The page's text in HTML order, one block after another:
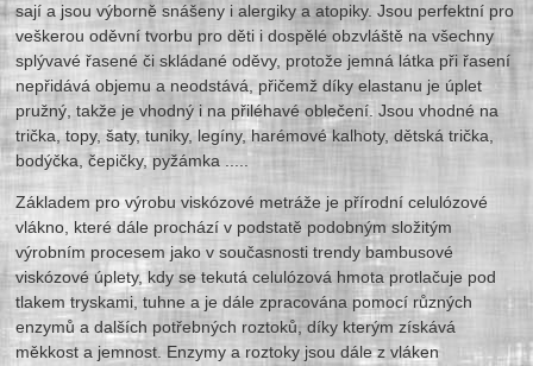
sají a jsou výborně snášeny i alergiky a atopiky. Jsou perfektní pro
veškerou oděvní tvorbu pro děti i dospělé obzvláště na všechny
splývavé řasené či skládané oděvy, protože jemná látka při řasení
nepřidává objemu a neodstává, přičemž díky elastanu je úplet
pružný, takže je vhodný i na přiléhavé oblečení. Jsou vhodné na
trička, topy, šaty, tuniky, legíny, harémové kalhoty, dětská trička,
bodýčka, čepičky, pyžámka .....
Základem pro výrobu viskózové metráže je přírodní celulózové
vlákno, které dále prochází v podstatě podobným složitým
výrobním procesem jako v současnosti trendy bambusové
viskózové úplety, kdy se tekutá celulózová hmota protlačuje pod
tlakem tryskami, tuhne a je dále zpracována pomocí různých
enzymů a dalších potřebných roztoků, díky kterým získává
měkkost a jemnost. Enzymy a roztoky jsou dále z vláken